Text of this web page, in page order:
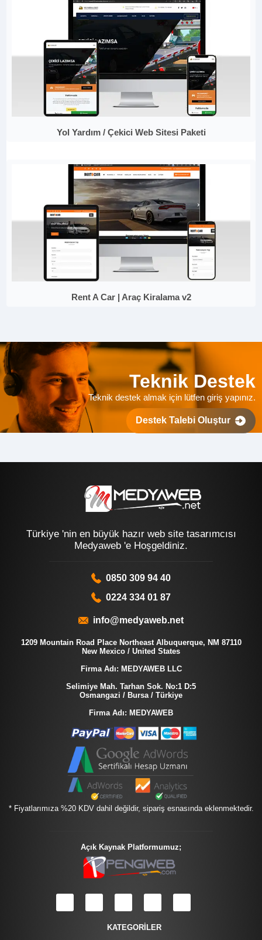
Yol Yardım / Çekici Web Sitesi Paketi
Rent A Car | Araç Kiralama v2
Teknik Destek
Teknik destek almak için lütfen giriş yapınız.
Destek Talebi Oluştur
Türkiye 'nin en büyük hazır web site tasarımcısı
Medyaweb 'e Hoşgeldiniz.
0850 309 94 40
0224 334 01 87
info@medyaweb.net
1209 Mountain Road Place Northeast Albuquerque, NM 87110
New Mexico / United States
Firma Adı: MEDYAWEB LLC
Selimiye Mah. Tarhan Sok. No:1 D:5
Osmangazi / Bursa / Türkiye
Firma Adı: MEDYAWEB
* Fiyatlarımıza %20 KDV dahil değildir, sipariş esnasında eklenmektedir.
Açık Kaynak Platformumuz;
KATEGORİLER